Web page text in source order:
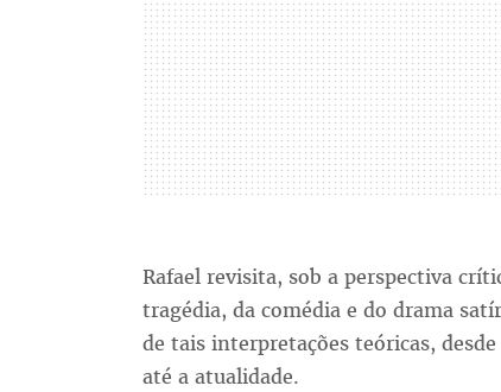
Rafael revisita, sob a perspectiva
tragédia, da comédia e do drama
de tais interpretações teóricas,
até a atualidade.